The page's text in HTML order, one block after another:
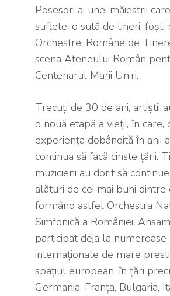
Posesori ai unei măiestrii
suflete, o sută de tineri, foști
Orchestrei Române de
scena Ateneului Român
Centenarul Marii Uniri.
Trecuți de 30 de ani, artiștii
o nouă etapă a vieții, în care,
experiența dobândită în anii
continua să facă cinste țării.
muzicieni au dorit să
alături de cei mai buni dintre
formând astfel Orchestra
Simfonică a României.
participat deja la numeroase
internaționale de mare
spațiul european, în țări
Germania, Franța, Bulgaria,